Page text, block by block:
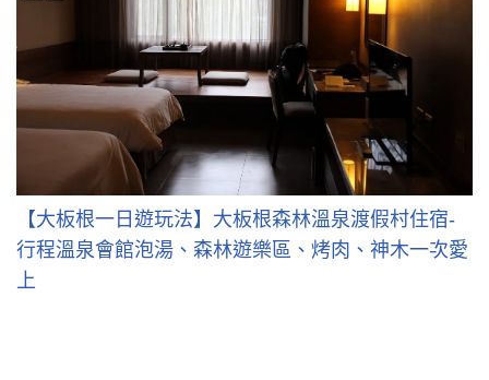
【大板根一日遊玩法】大板根森林溫泉渡假村住宿-
行程溫泉會館泡湯、森林遊樂區、烤肉、神木一次愛
上